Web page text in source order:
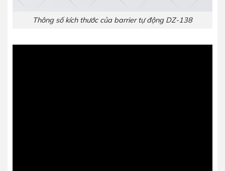
Thông số kích thước của barrier tự động DZ-138